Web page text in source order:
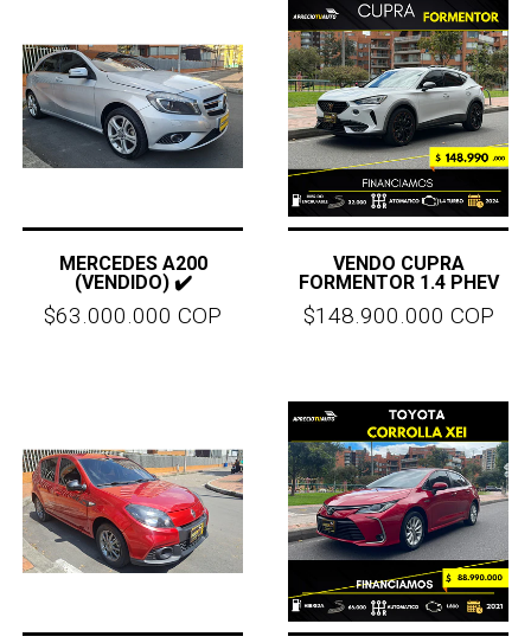
MERCEDES A200
(VENDIDO) ✔️
$63.000.000 COP
VENDO CUPRA
FORMENTOR 1.4 PHEV
$148.900.000 COP